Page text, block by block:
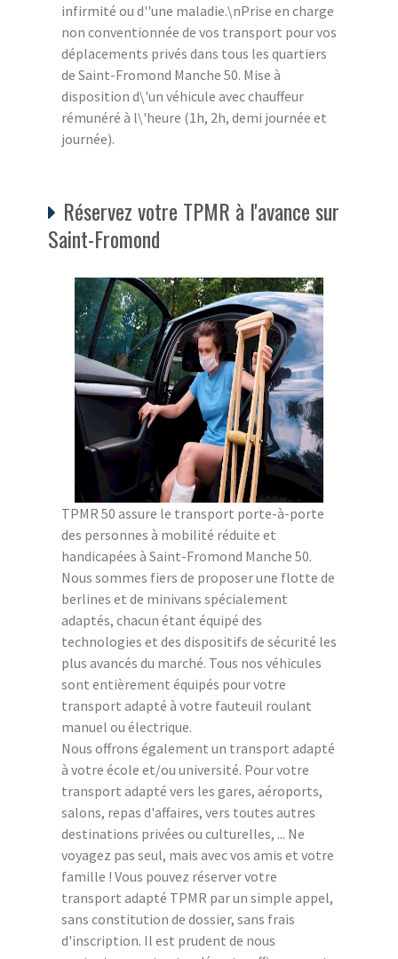
infirmité ou d''une maladie.\nPrise en charge
non conventionnée de vos transport pour vos
déplacements privés dans tous les quartiers
de Saint-Fromond Manche 50. Mise à
disposition d\'un véhicule avec chauffeur
rémunéré à l\'heure (1h, 2h, demi journée et
journée).
Réservez votre TPMR à l'avance sur
Saint-Fromond
TPMR 50 assure le transport porte-à-porte
des personnes à mobilité réduite et
handicapées à Saint-Fromond Manche 50.
Nous sommes fiers de proposer une flotte de
berlines et de minivans spécialement
adaptés, chacun étant équipé des
technologies et des dispositifs de sécurité les
plus avancés du marché. Tous nos véhicules
sont entièrement équipés pour votre
transport adapté à votre fauteuil roulant
manuel ou électrique.
Nous offrons également un transport adapté
à votre école et/ou université. Pour votre
transport adapté vers les gares, aéroports,
salons, repas d'affaires, vers toutes autres
destinations privées ou culturelles, ... Ne
voyagez pas seul, mais avec vos amis et votre
famille ! Vous pouvez réserver votre
transport adapté TPMR par un simple appel,
sans constitution de dossier, sans frais
d'inscription. Il est prudent de nous